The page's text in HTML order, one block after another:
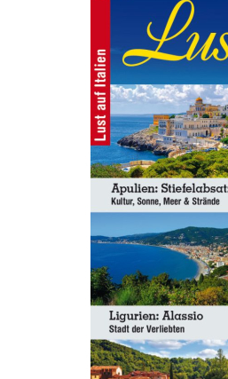
Zum Anfang der Bildergalerie springen